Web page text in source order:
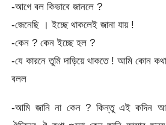
-আগে বল কিভাবে জানলে ?
-জেনেছি । ইচ্ছে থাকলেই জানা যায় !
-কেন ? কেন ইচ্ছে হল ?
-যে কারনে তুমি দাড়িয়ে থাকতে ! আমি কোন
বলল
-আমি জানি না কেন ? কিন্তু এই কদিন